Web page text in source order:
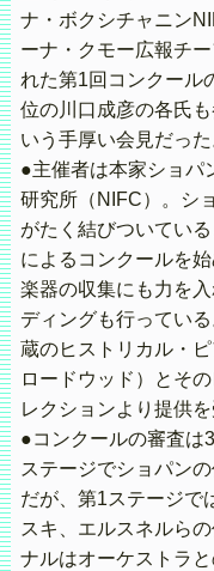
ナ・ボクシチャニン
ーナ・クモー広報チ
れた第1回コンクール
位の川口成彦の各氏
いう手厚い会見だった
●主催者は本家ショパ
研究所（NIFC）。シ
がたく結びついてい
によるコンクールを
楽器の収集にも力を
ディングも行ってい
蔵のヒストリカル・
ロードウッド）とそ
レクションより提供
●コンクールの審査は
ステージでショパン
だが、第1ステージで
スキ、エルスネルら
ナルはオーケストラ